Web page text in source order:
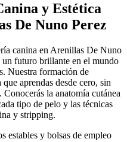
y Estética
De Nuno Perez
canina en Arenillas De Nuno
un futuro brillante en el mundo
Nuestra formación de
aprendas desde cero, sin
la anatomía cutánea
tipo de pelo y las técnicas
y stripping.
estables y bolsas de empleo